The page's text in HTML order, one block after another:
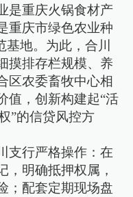
是重庆火锅食材产
重庆市绿色农业种
地。为此，合川
摸排存栏规模、养
区农委畜牧中心相
值，创新构建起“活
”的信贷风控方
支行严格操作：在
，明确抵押权属，
；配套定期现场盘